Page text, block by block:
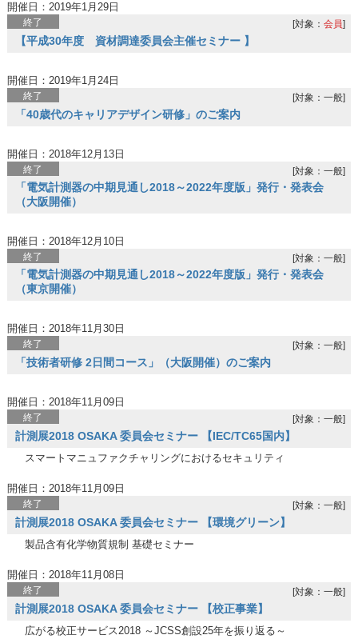
開催日：2019年1月29日
終了
【平成30年度 資材調達委員会主催セミナー 】
[対象：会員]
開催日：2019年1月24日
終了
「40歳代のキャリアデザイン研修」のご案内
[対象：一般]
開催日：2018年12月13日
終了
「電気計測器の中期見通し2018～2022年度版」発行・発表会
（大阪開催）
[対象：一般]
開催日：2018年12月10日
終了
「電気計測器の中期見通し2018～2022年度版」発行・発表会
（東京開催）
[対象：一般]
開催日：2018年11月30日
終了
「技術者研修 2日間コース」（大阪開催）のご案内
[対象：一般]
開催日：2018年11月09日
終了
計測展2018 OSAKA 委員会セミナー 【IEC/TC65国内】
[対象：一般]
スマートマニュファクチャリングにおけるセキュリティ
開催日：2018年11月09日
終了
計測展2018 OSAKA 委員会セミナー 【環境グリーン】
[対象：一般]
製品含有化学物質規制 基礎セミナー
開催日：2018年11月08日
終了
計測展2018 OSAKA 委員会セミナー 【校正事業】
[対象：一般]
広がる校正サービス2018 ～JCSS創設25年を振り返る～